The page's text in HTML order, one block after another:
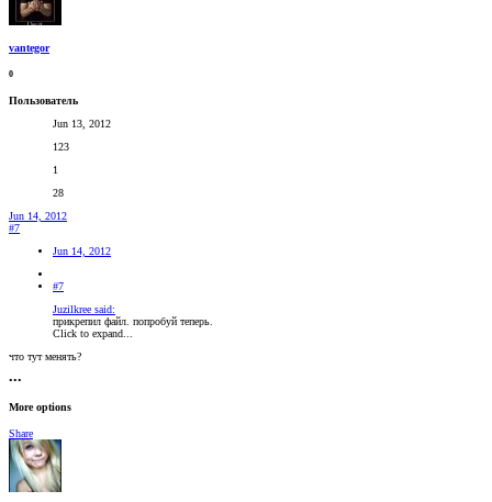
vantegor
0
Пользователь
Jun 13, 2012
123
1
28
Jun 14, 2012
#7
Jun 14, 2012
#7
Juzilkree said:
прикрепил файл. попробуй теперь.
Click to expand...
что тут менять?
•••
More options
Share